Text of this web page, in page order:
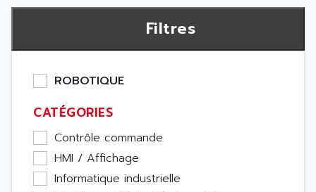
Filtres
ROBOTIQUE
CATÉGORIES
Contrôle commande
HMI / Affichage
Informatique industrielle